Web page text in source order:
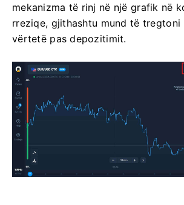
mekanizma të rinj në një grafik në
rreziqe, gjithashtu mund të
vërtetë pas depozitimit.